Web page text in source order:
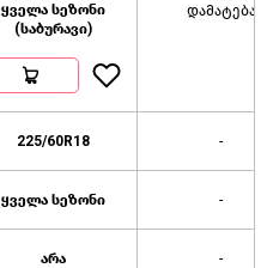
ყველა სეზონი
(საბურავი)
დამატება
225/60R18 -
ყველა სეზონი -
არა -